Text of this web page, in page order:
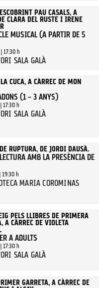
PAU CASALS, A
CLARA DEL RUSTE I IRENE
MUSICAL (A PARTIR DE 5
17:30 h
SALA GALÀ
CUCA, A CÀRREC DE MON
(1 – 3 ANYS)
17:30 h
SALA GALÀ
RUPTURA, DE JORDI DAUSÀ.
AMB LA PRESÈNCIA DE
19:30 h
MARIA COROMINAS
PELS LLIBRES DE PRIMERA
A CÀRREC DE VIOLETA
A ADULTS
17:30 h
SALA GALÀ
GARRETA, A CÀRREC DE